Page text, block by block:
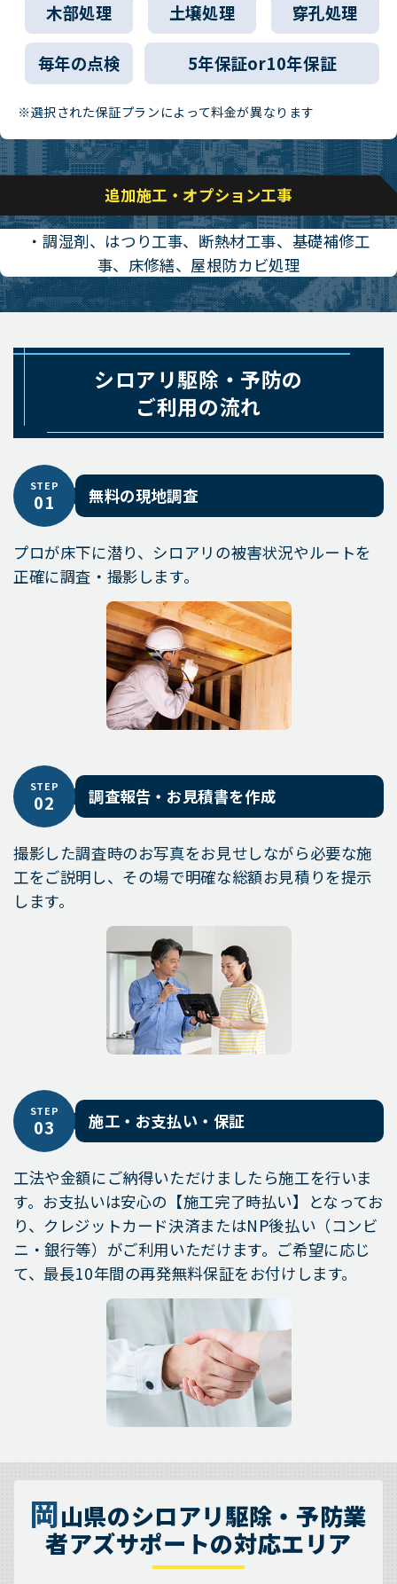
木部処理 土壌処理 穿孔処理
毎年の点検 5年保証or10年保証
※選択された保証プランによって料金が異なります
追加施工・オプション工事
・調湿剤、はつり工事、断熱材工事、基礎補修工
事、床修繕、屋根防カビ処理
シロアリ駆除・予防の
ご利用の流れ
STEP
01 無料の現地調査
プロが床下に潜り、シロアリの被害状況やルートを
正確に調査・撮影します。
STEP
02 調査報告・お見積書を作成
撮影した調査時のお写真をお見せしながら必要な施
工をご説明し、その場で明確な総額お見積りを提示
します。
STEP
03 施工・お支払い・保証
工法や金額にご納得いただけましたら施工を行いま
す。お支払いは安心の【施工完了時払い】となってお
り、クレジットカード決済またはNP後払い（コンビ
ニ・銀行等）がご利用いただけます。ご希望に応じ
て、最長10年間の再発無料保証をお付けします。
岡山県のシロアリ駆除・予防業
者アズサポートの対応エリア